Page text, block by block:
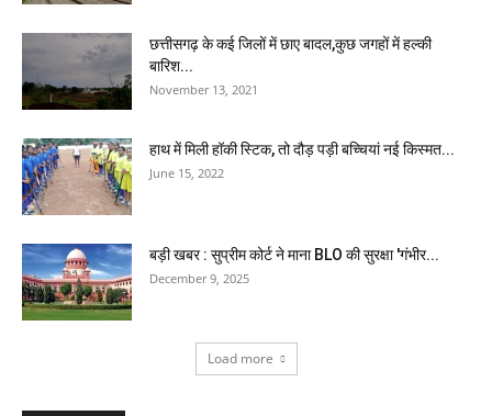
छत्तीसगढ़ के कई जिलों में छाए बादल,कुछ जगहों में हल्की
बारिश...
November 13, 2021
हाथ में मिली हॉकी स्टिक, तो दौड़ पड़ी बच्चियां नई किस्मत...
June 15, 2022
बड़ी खबर : सुप्रीम कोर्ट ने माना BLO की सुरक्षा 'गंभीर...
December 9, 2025
Load more